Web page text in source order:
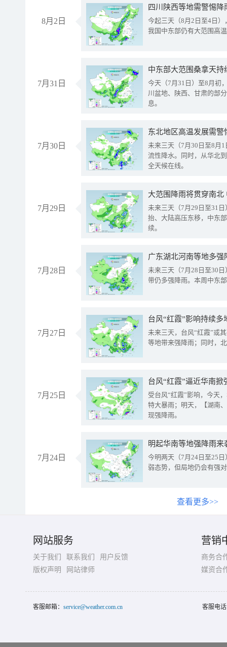
8月2日
今起三天（8月2日至4日
我国中东部仍有大范围高
7月31日
中东部大范围桑拿天
今天（7月31日）至8月初
川盆地、陕西、甘肃的部
息。
7月30日
东北地区高温发展需
未来三天（7月30日至8月
流性降水。同时，从华北
全天候在线。
7月29日
大范围降雨将贯穿南
未来三天（7月29日至31
抬、大陆高压东移，中东
续。
7月28日
广东湖北河南等地多
未来三天（7月28日至30
带仍多强降雨。本周中东
7月27日
台风“红霞”影响持续
未来三天，台风“红霞”或
等地带来强降雨；同时，
7月25日
台风“红霞”逼近华南
受台风“红霞”影响，今天
特大暴雨；明天，【湖南
现强降雨。
7月24日
明起华南等地强降雨
今明两天（7月24日至25
弱态势，但局地仍会有强
查看更多>>
网站服务
关于我们 联系我们
用户反馈
版权声明
网站律师
营销
商务合
媒资合
客服邮箱： service@weather.com.cn 客服电